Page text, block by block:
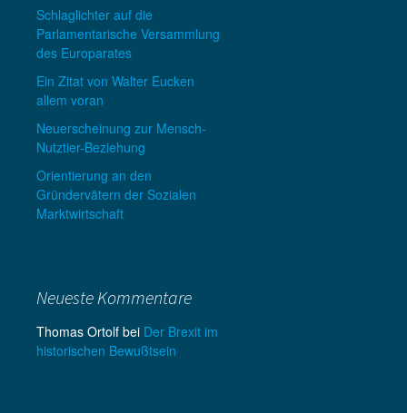
Schlaglichter auf die
Parlamentarische Versammlung
des Europarates
Ein Zitat von Walter Eucken
allem voran
Neuerscheinung zur Mensch-
Nutztier-Beziehung
Orientierung an den
Gründervätern der Sozialen
Marktwirtschaft
Neueste Kommentare
Thomas Ortolf bei Der Brexit im
historischen Bewußtsein